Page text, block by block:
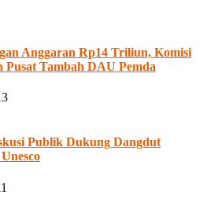
Anggaran Rp14 Triliun, Komisi
Pusat Tambah DAU Pemda
Publik Dukung Dangdut